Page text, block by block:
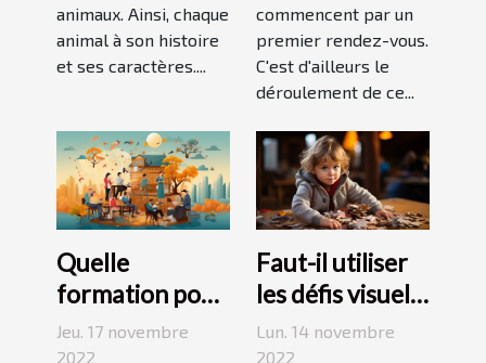
animaux. Ainsi, chaque
animal à son histoire
et ses caractères....
commencent par un
premier rendez-vous.
C'est d'ailleurs le
déroulement de ce...
Quelle
formation pour
travailler dans
Jeu. 17 novembre
2022
Faut-il utiliser
les défis visuels
pour enseigner
Lun. 14 novembre
2022